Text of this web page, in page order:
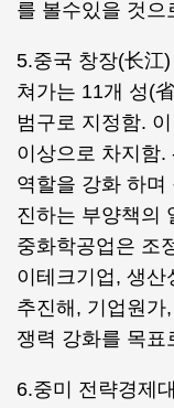
를 볼수있을 것으
5.중국 창장(长江
쳐가는 11개 성(
범구로 지정함.
이상으로 차지함.
역할을 강화 하며
진하는 부양책의
중화학공업은 조
이테크기업, 생산
추진해, 기업원가
쟁력 강화를 목표
6.중미 전략경제